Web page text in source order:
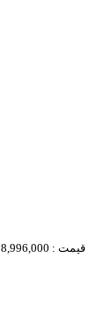
قیمت : 8,996,000 تومان